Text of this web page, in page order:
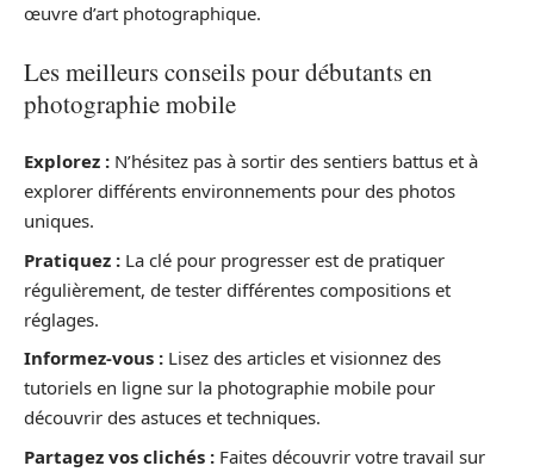
œuvre d’art photographique.
Les meilleurs conseils pour débutants en
photographie mobile
Explorez : N’hésitez pas à sortir des sentiers battus et à
explorer différents environnements pour des photos
uniques.
Pratiquez : La clé pour progresser est de pratiquer
régulièrement, de tester différentes compositions et
réglages.
Informez-vous : Lisez des articles et visionnez des
tutoriels en ligne sur la photographie mobile pour
découvrir des astuces et techniques.
Partagez vos clichés : Faites découvrir votre travail sur